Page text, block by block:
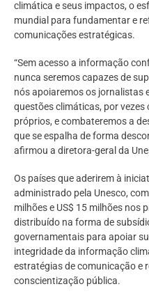
climática e seus impactos, o
mundial para fundamentar e
comunicações estratégicas.
“Sem acesso a informação
nunca seremos capazes de
nós apoiaremos os jornalistas
questões climáticas, por
próprios, e combateremos a
que se espalha de forma
afirmou a diretora-geral da
Os países que aderirem à
administrado pela Unesco,
milhões e US$ 15 milhões nos
distribuído na forma de
governamentais para apoiar
integridade da informação
estratégias de comunicação e
conscientização pública.